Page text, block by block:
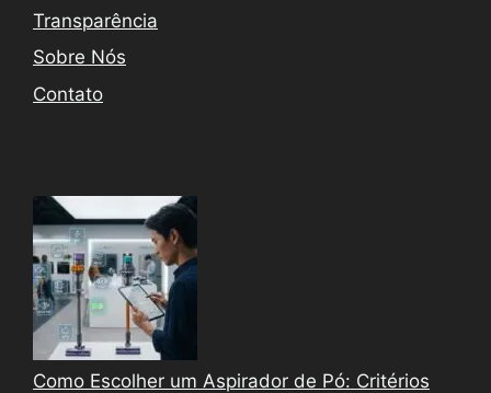
Transparência
Sobre Nós
Contato
Como Escolher um Aspirador de Pó: Critérios